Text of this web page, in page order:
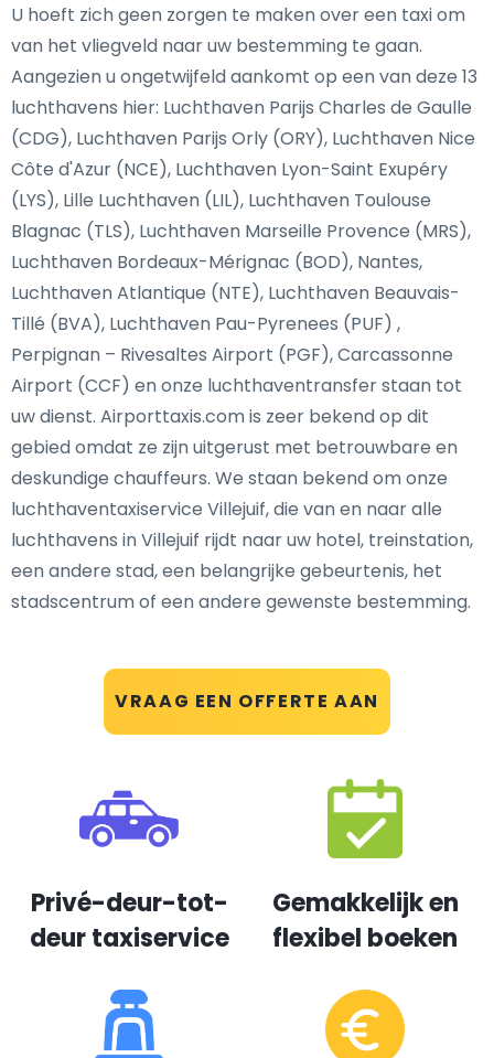
VRAAG EEN OFFERTE AAN
U hoeft zich geen zorgen te maken over een taxi om
van het vliegveld naar uw bestemming te gaan.
Aangezien u ongetwijfeld aankomt op een van deze 13
luchthavens hier: Luchthaven Parijs Charles de Gaulle
(CDG), Luchthaven Parijs Orly (ORY), Luchthaven Nice
Côte d'Azur (NCE), Luchthaven Lyon-Saint Exupéry
(LYS), Lille Luchthaven (LIL), Luchthaven Toulouse
Blagnac (TLS), Luchthaven Marseille Provence (MRS),
Luchthaven Bordeaux-Mérignac (BOD), Nantes,
Luchthaven Atlantique (NTE), Luchthaven Beauvais-
Tillé (BVA), Luchthaven Pau-Pyrenees (PUF) ,
Perpignan – Rivesaltes Airport (PGF), Carcassonne
Airport (CCF) en onze luchthaventransfer staan tot
uw dienst. Airporttaxis.com is zeer bekend op dit
gebied omdat ze zijn uitgerust met betrouwbare en
deskundige chauffeurs. We staan bekend om onze
luchthaventaxiservice Villejuif, die van en naar alle
luchthavens in Villejuif rijdt naar uw hotel, treinstation,
een andere stad, een belangrijke gebeurtenis, het
stadscentrum of een andere gewenste bestemming.
Privé-deur-tot-
deur taxiservice
Gemakkelijk en
flexibel boeken